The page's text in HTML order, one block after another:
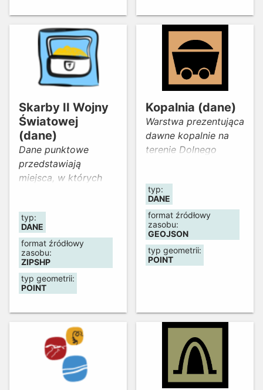
danych
geologicznych
"Jaskinie Polski"
pochodzących z
Instytutu
Geologicznego. Dane
zostały opracowane
w 2017 roku.
Skarby II Wojny
Światowej
(dane)
Dane punktowe
przedstawiają
miejsca, w których
Rzeszy w obrębie
województwa
dolnośląskiego. Dane
zostały zebrane i
opracowane przez
uczestnika konkursu
mapowej", który
został zorganizowany
w ramach III
Wrocławskiego GIS
typ:
DANE
format źródłowy
zasobu:
ZIPSHP
typ geometrii:
POINT
Kopalnia (dane)
Warstwa prezentująca
dawne kopalnie na
terenie Dolnego
typ:
DANE
format źródłowy
zasobu:
GEOJSON
typ geometrii:
POINT